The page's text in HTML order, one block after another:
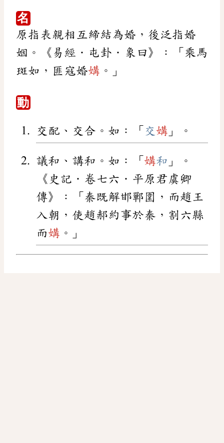
名
原指表親相互締結為婚，後泛指婚
姻。《易經．屯卦．象曰》：「乘馬
斑如，匪寇婚媾 。」
動
交配、交合。如：「 交 媾 」。
議和、講和。如：「 媾和 」。
《史記．卷七六．平原君虞卿
傳》：「秦既解邯鄲圍，而趙王
入朝，使趙郝約事於秦，割六縣
而媾 。」